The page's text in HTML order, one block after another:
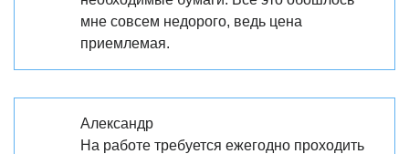
мне совсем недорого, ведь цена
приемлемая.
Александр
На работе требуется ежегодно проходить